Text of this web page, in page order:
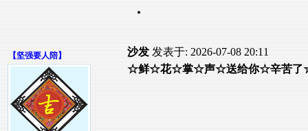
【坚强要人陪】 沙发 发表于: 2026-07-08 20:11
☆鲜☆花☆掌☆声☆送给你☆辛苦